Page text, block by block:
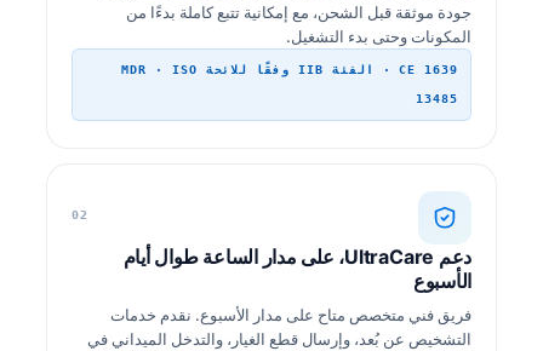
جودة موثقة قبل الشحن، مع إمكانية تتبع كاملة بدءًا من
المكونات وحتى بدء التشغيل.
CE 1639 · الفئة IIB وفقًا للائحة MDR · ISO
13485
02
دعم UltraCare، على مدار الساعة طوال أيام
الأسبوع
فريق فني متخصص متاح على مدار الأسبوع. نقدم خدمات
التشخيص عن بُعد، وإرسال قطع الغيار، والتدخل الميداني في